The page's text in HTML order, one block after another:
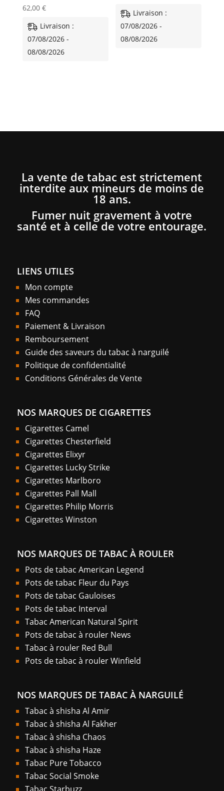
62,00 €
Livraison :
07/08/2026 -
08/08/2026
Livraison :
07/08/2026 -
08/08/2026
La vente de tabac est strictement
interdite aux mineurs de moins de
18 ans.
Fumer nuit gravement à votre
santé et à celle de votre entourage.
LIENS UTILES
Mon compte
Mes commandes
FAQ
Paiement & Livraison
Remboursement
Guide des saveurs du tabac à narguilé
Politique de confidentialité
Conditions Générales de Vente
NOS MARQUES DE CIGARETTES
Cigarettes Camel
Cigarettes Chesterfield
Cigarettes Elixyr
Cigarettes Lucky Strike
Cigarettes Marlboro
Cigarettes Pall Mall
Cigarettes Philip Morris
Cigarettes Winston
NOS MARQUES DE TABAC À ROULER
Pots de tabac American Legend
Pots de tabac Fleur du Pays
Pots de tabac Gauloises
Pots de tabac Interval
Tabac American Natural Spirit
Pots de tabac à rouler News
Tabac à rouler Red Bull
Pots de tabac à rouler Winfield
NOS MARQUES DE TABAC À NARGUILÉ
Tabac à shisha Al Amir
Tabac à shisha Al Fakher
Tabac à shisha Chaos
Tabac à shisha Haze
Tabac Pure Tobacco
Tabac Social Smoke